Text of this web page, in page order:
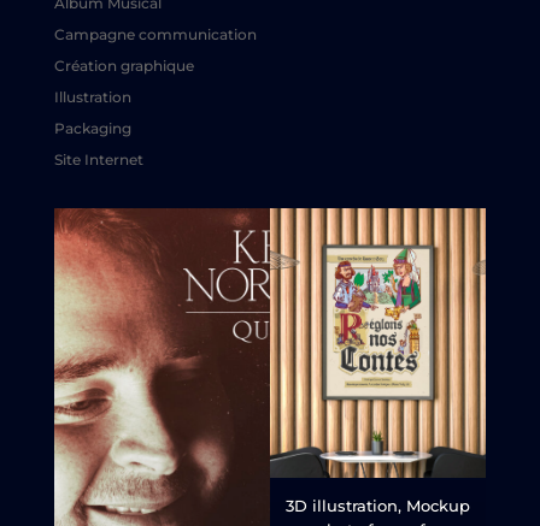
Campagne communication
Création graphique
Illustration
Packaging
Site Internet
3D illustration, Mockup